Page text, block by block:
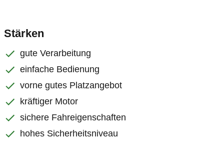
Stärken
gute Verarbeitung
einfache Bedienung
vorne gutes Platzangebot
kräftiger Motor
sichere Fahreigenschaften
hohes Sicherheitsniveau